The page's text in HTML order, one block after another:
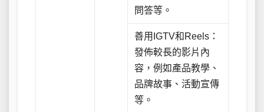
問答等。
善用IGTV和Reels：
發佈較長的影片內
容，例如產品教學、
品牌故事、活動宣傳
等。